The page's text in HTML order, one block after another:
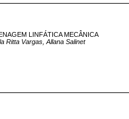
LINFÁTICA MECÂNICA
Ritta Vargas, Allana Salinet